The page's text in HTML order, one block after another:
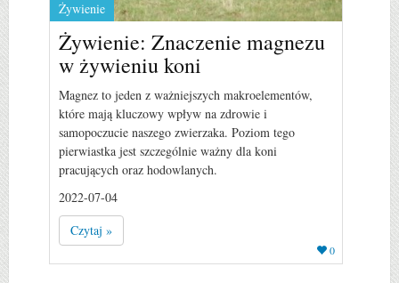
Żywienie
Żywienie: Znaczenie magnezu
w żywieniu koni
Magnez to jeden z ważniejszych makroelementów,
które mają kluczowy wpływ na zdrowie i
samopoczucie naszego zwierzaka. Poziom tego
pierwiastka jest szczególnie ważny dla koni
pracujących oraz hodowlanych.
2022-07-04
Czytaj »
0